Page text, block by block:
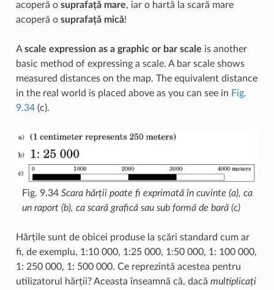
acoperă o suprafață mare, iar o hartă la scară mare
acoperă o suprafață mică!
Ascale expression as a graphic or bar scale is another
basic method of expressing a scale. A bar scale shows
measured distances on the map. The equivalent distance
in the real world is placed above as you can see in Fig.
9.34(c).
Fig. 9.34 Scara hărții poate fi exprimată în cuvinte (a), ca
un raport (b), ca scară grafică sau sub formă de bară (c)
Hărțile sunt de obicei produse la scări standard cum ar
fi, de exemplu, 1:10 000, 1:25 000, 1:50 000, 1: 100 000,
1: 250 000, 1: 500 000. Ce reprezintă acestea pentru
utilizatorul hărții? Aceasta înseamnă că, dacă multiplicați